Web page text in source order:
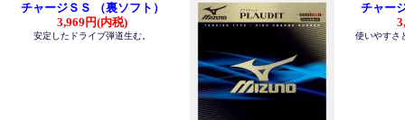
チャージＳＳ （裏ソフト）
3,969円(内税)
安定したドライブ弾道生む。
チャー
使いやすさ